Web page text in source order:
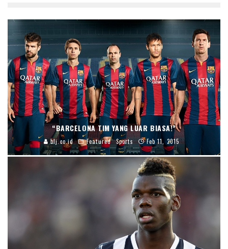
“BARCELONA TIM YANG LUAR BIASA!”
blj.co.id Featured Sports Feb 11, 2015